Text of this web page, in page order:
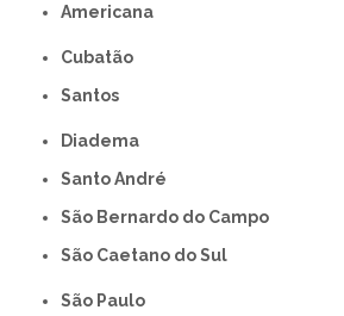
americana
Cubatão
Santos
Diadema
Santo André
São Bernardo do Campo
São Caetano do Sul
São Paulo